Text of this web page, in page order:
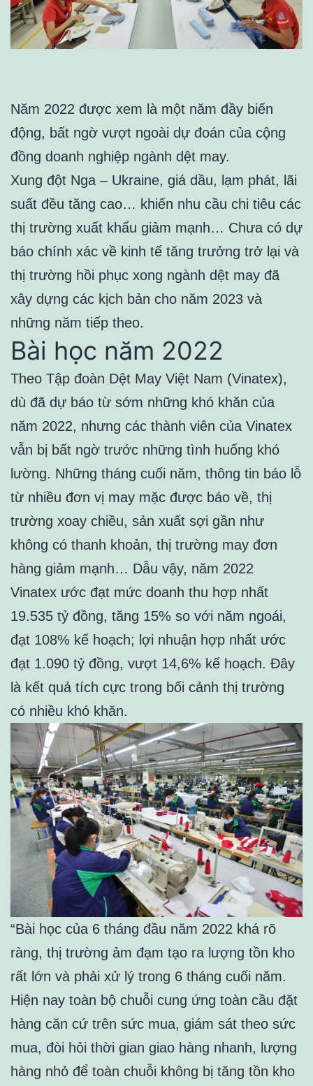
Năm 2022 được xem là một năm đầy biến
động, bất ngờ vượt ngoài dự đoán của cộng
đồng doanh nghiệp ngành dệt may.
Xung đột Nga – Ukraine, giá dầu, lạm phát, lãi
suất đều tăng cao… khiến nhu cầu chi tiêu các
thị trường xuất khẩu giảm mạnh… Chưa có dự
báo chính xác về kinh tế tăng trưởng trở lại và
thị trường hồi phục xong ngành dệt may đã
xây dựng các kịch bản cho năm 2023 và
những năm tiếp theo.
Bài học năm 2022
Theo Tập đoàn Dệt May Việt Nam (Vinatex),
dù đã dự báo từ sớm những khó khăn của
năm 2022, nhưng các thành viên của Vinatex
vẫn bị bất ngờ trước những tình huống khó
lường. Những tháng cuối năm, thông tin báo lỗ
từ nhiều đơn vị may mặc được báo về, thị
trường xoay chiều, sản xuất sợi gần như
không có thanh khoản, thị trường may đơn
hàng giảm mạnh… Dẫu vậy, năm 2022
Vinatex ước đạt mức doanh thu hợp nhất
19.535 tỷ đồng, tăng 15% so với năm ngoái,
đạt 108% kế hoạch; lợi nhuận hợp nhất ước
đạt 1.090 tỷ đồng, vượt 14,6% kế hoạch. Đây
là kết quả tích cực trong bối cảnh thị trường
có nhiều khó khăn.
“Bài học của 6 tháng đầu năm 2022 khá rõ
ràng, thị trường ảm đạm tạo ra lượng tồn kho
rất lớn và phải xử lý trong 6 tháng cuối năm.
Hiện nay toàn bộ chuỗi cung ứng toàn cầu đặt
hàng căn cứ trên sức mua, giám sát theo sức
mua, đòi hỏi thời gian giao hàng nhanh, lượng
hàng nhỏ để toàn chuỗi không bị tăng tồn kho